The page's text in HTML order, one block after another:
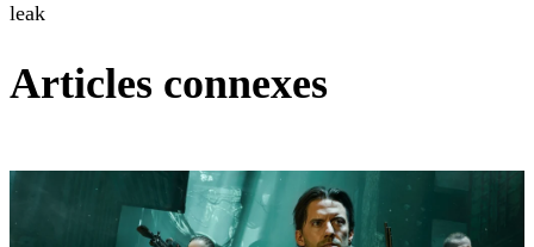
leak
Articles connexes